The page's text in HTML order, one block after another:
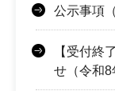
公示事項
【受付終
せ（令和